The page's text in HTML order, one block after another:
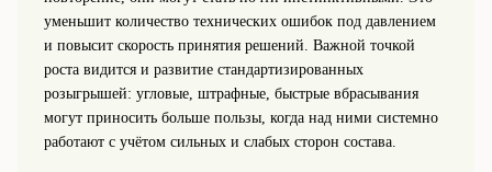
уменьшит количество технических ошибок под давлением
и повысит скорость принятия решений. Важной точкой
роста видится и развитие стандартизированных
розыгрышей: угловые, штрафные, быстрые вбрасывания
могут приносить больше пользы, когда над ними системно
работают с учётом сильных и слабых сторон состава.